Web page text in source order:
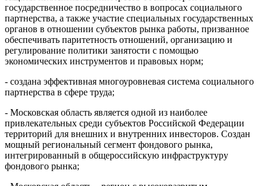
государственное посредничество в вопросах социального
партнерства, а также участие специальных государственных
органов в отношении субъектов рынка работы, призванное
обеспечивать паритетность отношений, организацию и
регулирование политики занятости с помощью
экономических инструментов и правовых норм;
- создана эффективная многоуровневая система социального
партнерства в сфере труда;
- Московская область является одной из наиболее
привлекательных среди субъектов Российской Федерации
территорий для внешних и внутренних инвесторов. Создан
мощный региональный сегмент фондового рынка,
интегрированный в общероссийскую инфраструктуру
фондового рынка;